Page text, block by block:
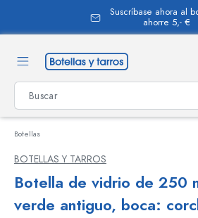
Suscríbase ahora al
ahorre 5,- €
Botellas
BOTELLAS Y TARROS
Botella de vidrio de 250
verde antiguo, boca: